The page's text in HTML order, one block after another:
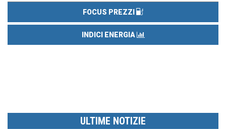
FOCUS PREZZI
INDICI ENERGIA
ULTIME NOTIZIE